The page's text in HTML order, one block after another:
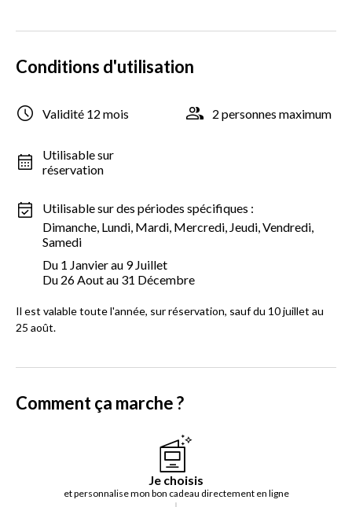
Conditions d'utilisation
Validité 12 mois 2 personnes maximum
Utilisable sur
réservation
Utilisable sur des périodes spécifiques :
Dimanche, Lundi, Mardi, Mercredi, Jeudi, Vendredi,
Samedi
Du 1 Janvier au 9 Juillet
Du 26 Aout au 31 Décembre
Il est valable toute l'année, sur réservation, sauf du 10 juillet au
25 août.
Comment ça marche ?
Je choisis
et personnalise mon bon cadeau directement en ligne